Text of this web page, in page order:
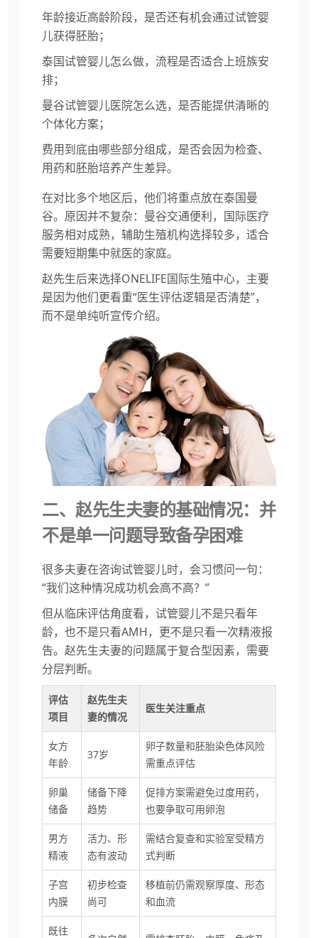
年龄接近高龄阶段，是否还有机会通过试管婴
儿获得胚胎；
泰国试管婴儿怎么做，流程是否适合上班族安
排；
曼谷试管婴儿医院怎么选，是否能提供清晰的
个体化方案；
费用到底由哪些部分组成，是否会因为检查、
用药和胚胎培养产生差异。
在对比多个地区后，他们将重点放在泰国曼
谷。原因并不复杂：曼谷交通便利，国际医疗
服务相对成熟，辅助生殖机构选择较多，适合
需要短期集中就医的家庭。
赵先生后来选择ONELIFE国际生殖中心，主要
是因为他们更看重“医生评估逻辑是否清楚”，
而不是单纯听宣传介绍。
二、赵先生夫妻的基础情况：并
不是单一问题导致备孕困难
很多夫妻在咨询试管婴儿时，会习惯问一句：
“我们这种情况成功机会高不高？”
但从临床评估角度看，试管婴儿不是只看年
龄，也不是只看AMH，更不是只看一次精液报
告。赵先生夫妻的问题属于复合型因素，需要
分层判断。
评估
项目
赵先生夫
妻的情况
医生关注重点
女方
年龄
37岁
卵子数量和胚胎染色体风险
需重点评估
卵巢
储备
储备下降
趋势
促排方案需避免过度用药，
也要争取可用卵泡
男方
精液
活力、形
态有波动
需结合复查和实验室受精方
式判断
子宫
内膜
初步检查
尚可
移植前仍需观察厚度、形态
和血流
既往